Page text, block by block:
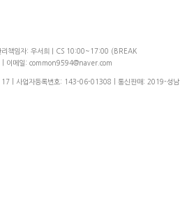
리책임자: 우서희ㅣCS 10:00~17:00 (BREAK
메일: common9594@naver.com
| 사업자등록번호: 143-06-01308 | 통신판매: 2019-성남